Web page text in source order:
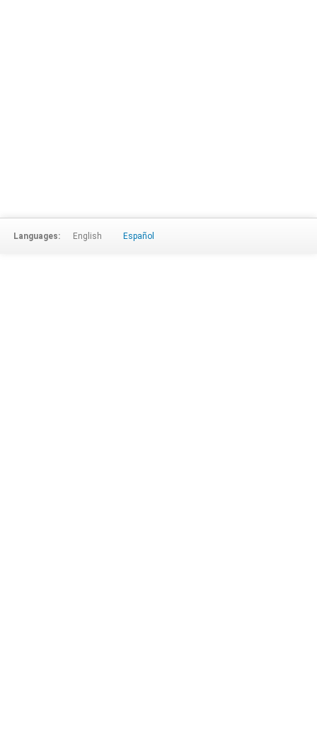
Languages: English Español